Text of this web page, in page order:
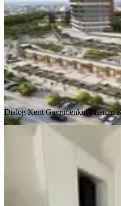
Çankaya,
2+1·97 m²·14.
12.500.000 ₺
Dialog Kent GayrimenkulYasemin
Ara
Dialog Kent GayrimenkulYasemin
Turyap'tan
Geniş
Çankaya,